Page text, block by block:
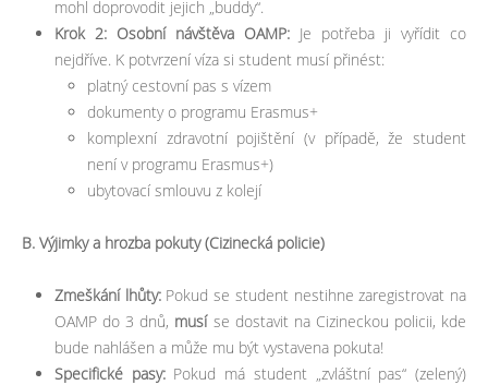
mohl doprovodit jejich „buddy“.
Krok 2: Osobní návštěva OAMP: Je potřeba ji vyřídit co
nejdříve. K potvrzení víza si student musí přinést:
platný cestovní pas s vízem
dokumenty o programu Erasmus+
komplexní zdravotní pojištění (v případě, že student
není v programu Erasmus+)
ubytovací smlouvu z kolejí
B. Výjimky a hrozba pokuty (Cizinecká policie)
Zmeškání lhůty:Pokud se student nestihne zaregistrovat na
OAMP do 3 dnů, musíse dostavit na Cizineckou policii, kde
bude nahlášen a může mu být vystavena pokuta!
Specifické pasy:Pokud má student „zvláštní pas“ (zelený)